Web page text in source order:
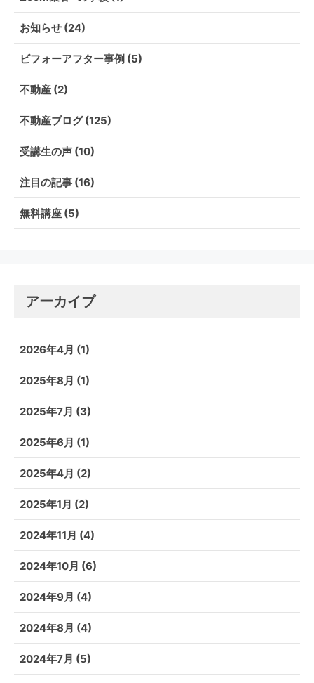
お知らせ(24)
ビフォーアフター事例(5)
不動産(2)
不動産ブログ(125)
受講生の声(10)
注目の記事(16)
無料講座(5)
アーカイブ
2026年4月 (1)
2025年8月 (1)
2025年7月 (3)
2025年6月 (1)
2025年4月 (2)
2025年1月 (2)
2024年11月 (4)
2024年10月 (6)
2024年9月 (4)
2024年8月 (4)
2024年7月 (5)